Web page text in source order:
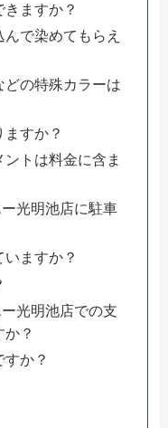
ますか？
で染めてもらえ
どの特殊カラーは
すか？
トは料金に含ま
光明池店に駐車
ますか？
光明池店での支
？
か？